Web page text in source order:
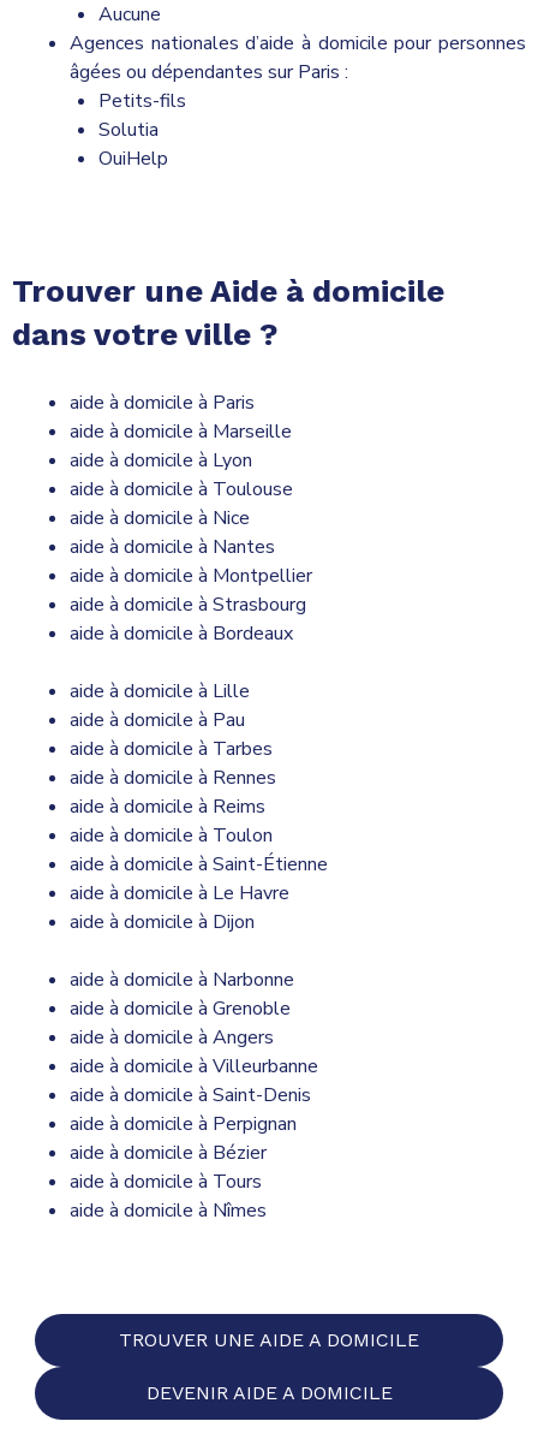
Aucune
Agences nationales d’aide à domicile pour personnes
âgées ou dépendantes sur Paris :
Petits-fils
Solutia
OuiHelp
Trouver une Aide à domicile
dans votre ville ?
aide à domicile à Paris
aide à domicile à Marseille
aide à domicile à Lyon
aide à domicile à Toulouse
aide à domicile à Nice
aide à domicile à Nantes
aide à domicile à Montpellier
aide à domicile à Strasbourg
aide à domicile à Bordeaux
aide à domicile à Lille
aide à domicile à Pau
aide à domicile à Tarbes
aide à domicile à Rennes
aide à domicile à Reims
aide à domicile à Toulon
aide à domicile à Saint-Étienne
aide à domicile à Le Havre
aide à domicile à Dijon
aide à domicile à Narbonne
aide à domicile à Grenoble
aide à domicile à Angers
aide à domicile à Villeurbanne
aide à domicile à Saint-Denis
aide à domicile à Perpignan
aide à domicile à Bézier
aide à domicile à Tours
aide à domicile à Nîmes
TROUVER UNE AIDE A DOMICILE
DEVENIR AIDE A DOMICILE